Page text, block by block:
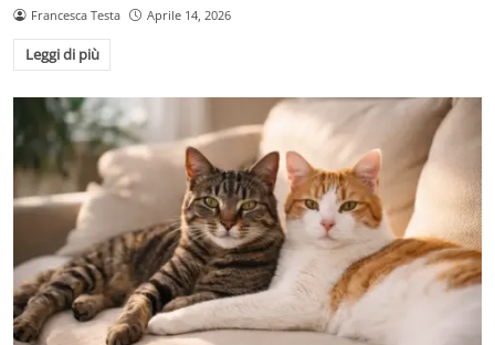
Francesca Testa Aprile 14, 2026
Leggi di più